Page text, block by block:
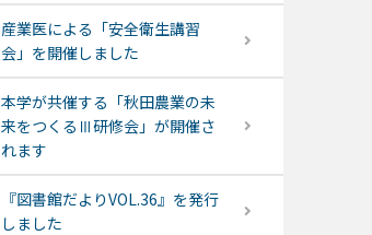
産業医による「安全衛生講習
会」を開催しました
本学が共催する「秋田農業の未
来をつくるⅢ研修会」が開催さ
れます
『図書館だよりVOL.36』を発行
しました